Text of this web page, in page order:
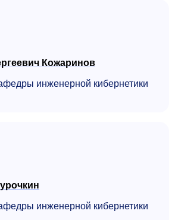
Кожаринов
инженерной кибернетики
инженерной кибернетики